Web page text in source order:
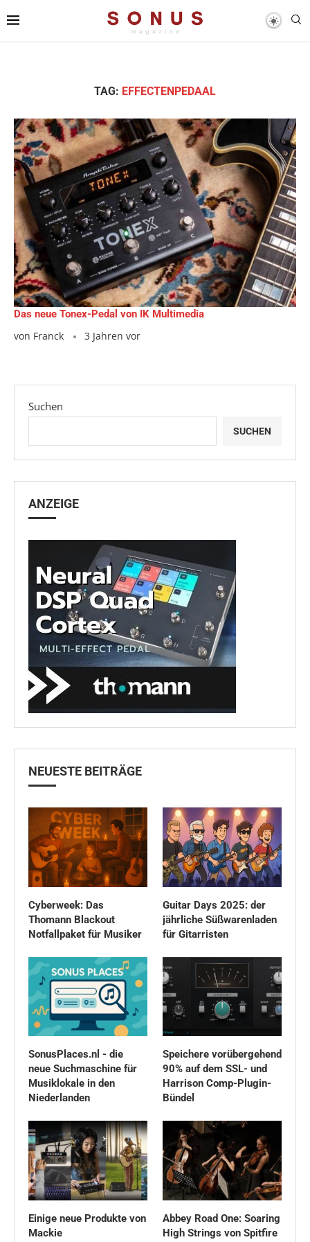
TAG: EFFECTENPEDAAL
Das neue Tonex-Pedal von IK Multimedia
von Franck 3 Jahren vor
Suchen
SUCHEN
ANZEIGE
NEUESTE BEITRÄGE
Cyberweek: Das
Thomann Blackout
Notfallpaket für Musiker
Guitar Days 2025: der
jährliche Süßwarenladen
für Gitarristen
SonusPlaces.nl - die
neue Suchmaschine für
Musiklokale in den
Niederlanden
Speichere vorübergehend
90% auf dem SSL- und
Harrison Comp-Plugin-
Bündel
Einige neue Produkte von
Mackie
Abbey Road One: Soaring
High Strings von Spitfire